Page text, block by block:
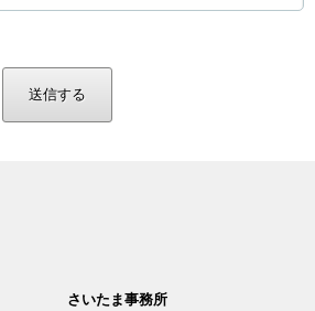
さいたま事務所